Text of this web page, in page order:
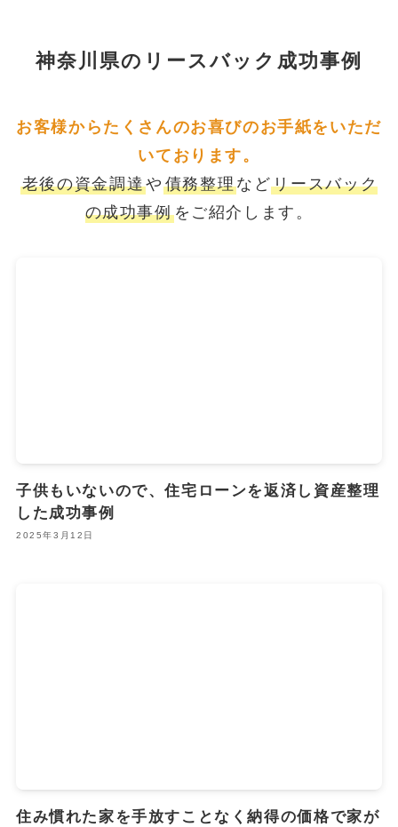
神奈川県のリースバック成功事例
お客様からたくさんのお喜びのお手紙をいただ
いております。
老後の資金調達や 債務整理などリースバック
の成功事例をご紹介します。
子供もいないので、住宅ローンを返済し資産整理
した成功事例
2025年3月12日
住み慣れた家を手放すことなく納得の価格で家が